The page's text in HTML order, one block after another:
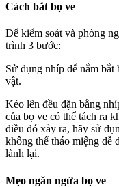
Cách bắt bọ ve
Để kiểm soát và phòng
trình 3 bước:
Sử dụng nhíp để nắm bắt
vật.
Kéo lên đều đặn bằng
của bọ ve có thể tách ra
điều đó xảy ra, hãy sử
không thể tháo miệng dễ
lành lại.
Mẹo ngăn ngừa bọ ve